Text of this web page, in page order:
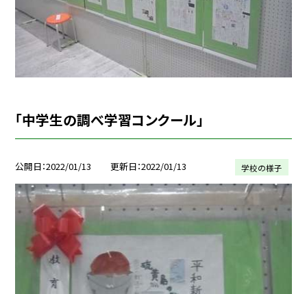
「中学生の調べ学習コンクール」
公開日 2022/01/13 更新日 2022/01/13 学校の様子